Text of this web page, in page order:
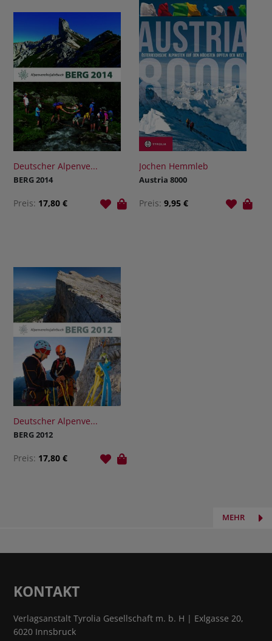
Deutscher Alpenve...
BERG 2014
Preis: 17,80 €
Jochen Hemmleb
Austria 8000
Preis: 9,95 €
Deutscher Alpenve...
BERG 2012
Preis: 17,80 €
MEHR
KONTAKT
Verlagsanstalt Tyrolia Gesellschaft m. b. H | Exlgasse 20,
6020 Innsbruck